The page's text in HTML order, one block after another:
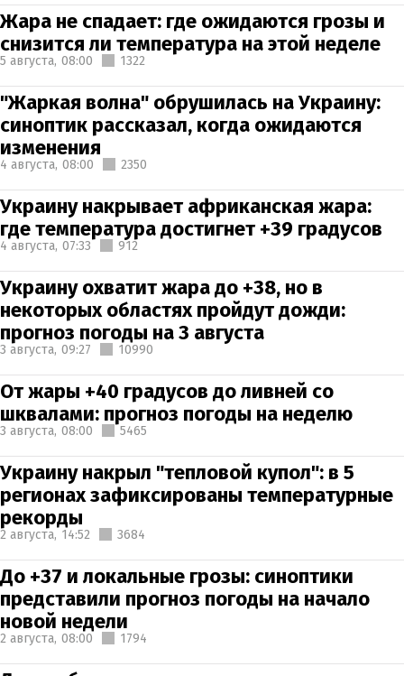
Жара не спадает: где ожидаются грозы и
снизится ли температура на этой неделе
5 августа, 08:00 1322
"Жаркая волна" обрушилась на Украину:
синоптик рассказал, когда ожидаются
изменения
4 августа, 08:00 2350
Украину накрывает африканская жара:
где температура достигнет +39 градусов
4 августа, 07:33 912
Украину охватит жара до +38, но в
некоторых областях пройдут дожди:
прогноз погоды на 3 августа
3 августа, 09:27 10990
От жары +40 градусов до ливней со
шквалами: прогноз погоды на неделю
3 августа, 08:00 5465
Украину накрыл "тепловой купол": в 5
регионах зафиксированы температурные
рекорды
2 августа, 14:52 3684
До +37 и локальные грозы: синоптики
представили прогноз погоды на начало
новой недели
2 августа, 08:00 1794